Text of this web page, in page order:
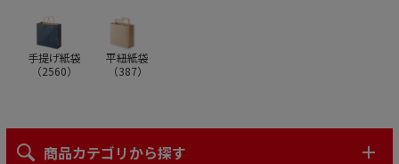
手提げ紙袋
（2560）
平紐紙袋
（387）
商品カテゴリから探す